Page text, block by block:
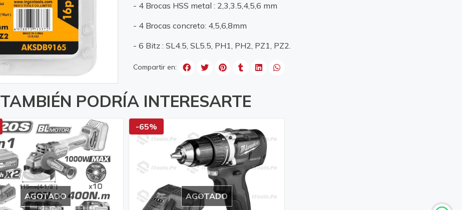
- 4 Brocas HSS metal : 2,3,3.5,4,5,6 mm
- 4 Brocas concreto: 4,5,6,8mm
- 6 Bitz : SL4.5, SL5.5, PH1, PH2, PZ1, PZ2.
Compartir en:
TAMBIÉN PODRÍA INTERESARTE
AGOTADO
-65%
AGOTADO